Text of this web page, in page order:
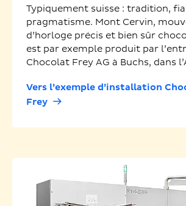
Typiquement suisse : tradition,
pragmatisme. Mont Cervin,
d’horloge précis et bien sûr
est par exemple produit par
Chocolat Frey AG à Buchs, dans
Vers l’exemple d’installation
Frey